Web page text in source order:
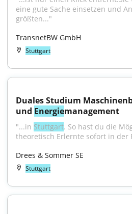
eine gute Sache einsetzen und
größten..."
TransnetBW GmbH
Stuttgart
Duales Studium
und Energiemanagement
"...in Stuttgart. So hast du die
theoretisch Erlernte sofort in der
Drees & Sommer SE
Stuttgart